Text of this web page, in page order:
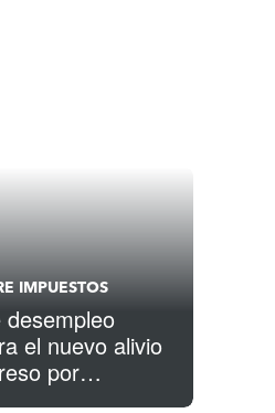
IMPUESTOS
el nuevo alivio
por